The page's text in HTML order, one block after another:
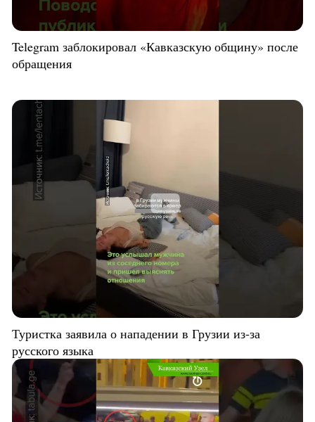
Telegram заблокировал «Кавказскую общину» после
обращения
Туристка заявила о нападении в Грузии из-за
русского языка